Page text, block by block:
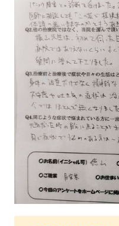
決め手はありま
病院には行きたい
ないと思い検索し
しました。
検索する限り精神
る鍼灸整体院もあ
区から通える京都
りがたい気持ち
トがたくさんあ
また先生の自己
も伝わってきまし